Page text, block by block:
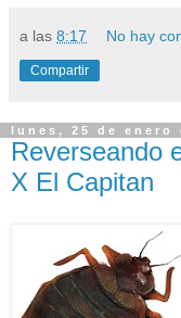
a las 8:17 No hay
Compartir
lunes, 25 de enero
Reverseando
X El Capitan